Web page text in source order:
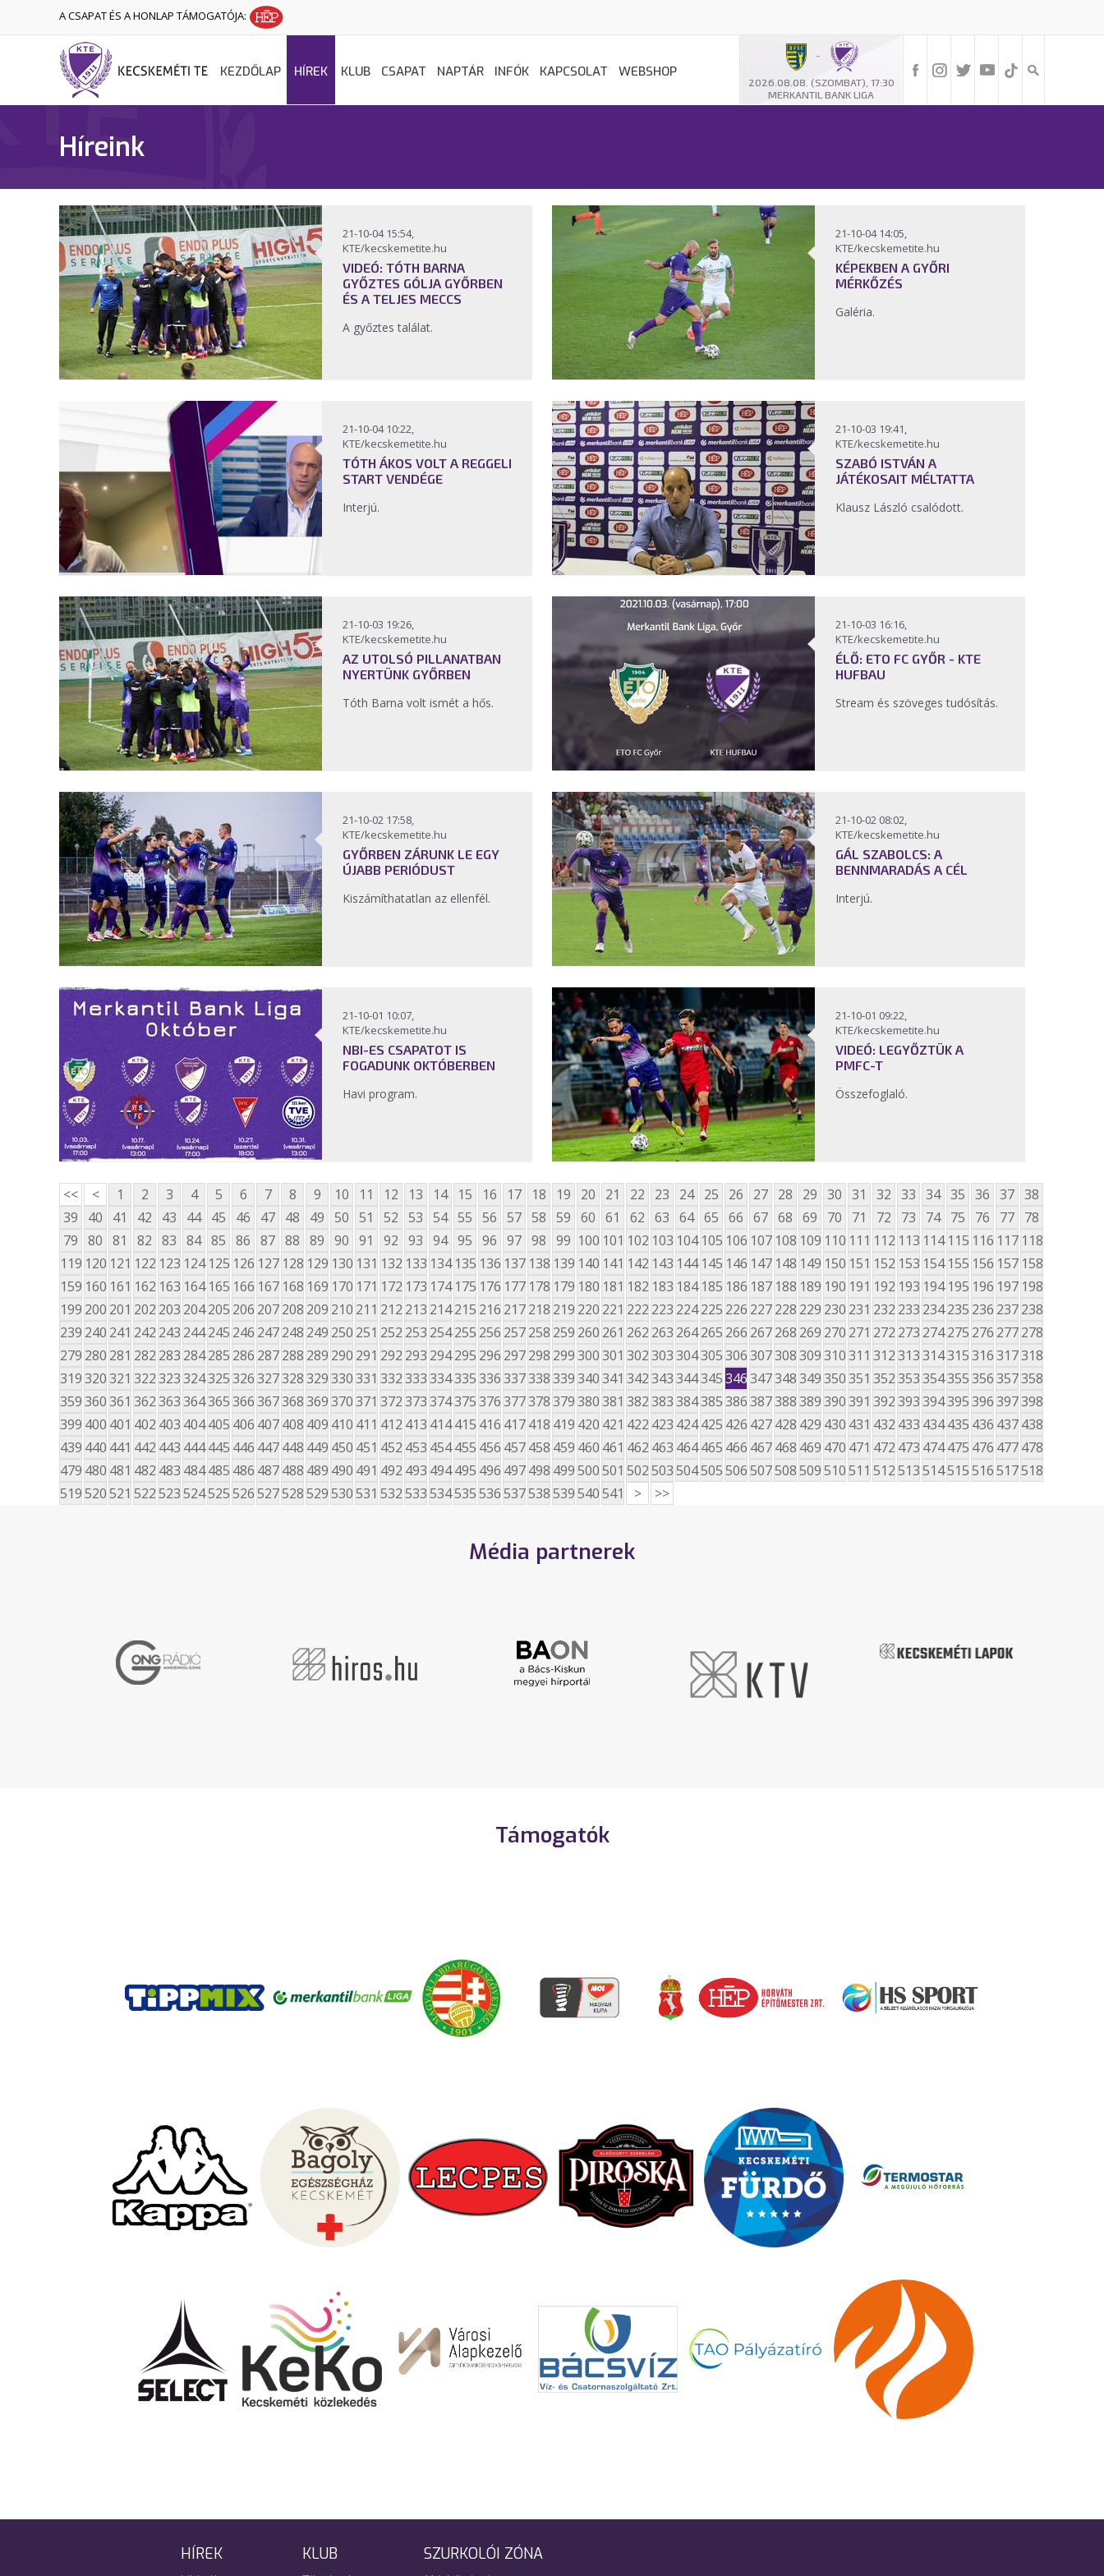
A CSAPAT ÉS A HONLAP TÁMOGATÓJA:
-
2026.08.08. (SZOMBAT), 17:30
MERKANTIL BANK LIGA
KEZDŐLAP HÍREK KLUB CSAPAT NAPTÁR INFÓK KAPCSOLAT WEBSHOP
Híreink
21-10-04 15:54,
KTE/kecskemetite.hu
VIDEÓ: TÓTH BARNA
GYŐZTES GÓLJA GYŐRBEN
ÉS A TELJES MECCS
A győztes találat.
21-10-04 14:05,
KTE/kecskemetite.hu
KÉPEKBEN A GYŐRI
MÉRKŐZÉS
Galéria.
21-10-04 10:22,
KTE/kecskemetite.hu
TÓTH ÁKOS VOLT A REGGELI
START VENDÉGE
Interjú.
21-10-03 19:41,
KTE/kecskemetite.hu
SZABÓ ISTVÁN A
JÁTÉKOSAIT MÉLTATTA
Klausz László csalódott.
21-10-03 19:26,
KTE/kecskemetite.hu
AZ UTOLSÓ PILLANATBAN
NYERTÜNK GYŐRBEN
Tóth Barna volt ismét a hős.
21-10-03 16:16,
KTE/kecskemetite.hu
ÉLŐ: ETO FC GYŐR - KTE
HUFBAU
Stream és szöveges tudósítás.
21-10-02 17:58,
KTE/kecskemetite.hu
GYŐRBEN ZÁRUNK LE EGY
ÚJABB PERIÓDUST
Kiszámíthatatlan az ellenfél.
21-10-02 08:02,
KTE/kecskemetite.hu
GÁL SZABOLCS: A
BENNMARADÁS A CÉL
Interjú.
21-10-01 10:07,
KTE/kecskemetite.hu
NBI-ES CSAPATOT IS
FOGADUNK OKTÓBERBEN
Havi program.
21-10-01 09:22,
KTE/kecskemetite.hu
VIDEÓ: LEGYŐZTÜK A
PMFC-T
Összefoglaló.
<< < 1 2 3 4 5 6 7 8 9 10 11 12 13 14 15 16 17 18 19 20 21 22 23 24 25 26 27 28 29 30 31 32 33 34 35 36 37 38
39
40 41 42 43 44 45 46 47 48 49 50 51 52 53 54 55 56 57 58 59 60 61 62 63 64 65 66 67 68 69 70 71 72 73 74 75 76 77 78
79 80 81 82 83 84 85 86 87 88 89 90 91 92 93 94 95 96 97 98 99 100 101 102 103 104 105 106 107 108 109 110 111 112 113 114 115 116 117 118
119 120 121 122 123 124 125 126 127 128 129 130 131 132 133 134 135 136 137 138 139 140 141 142 143 144 145 146 147 148 149 150 151 152 153 154 155 156 157 158
159 160 161 162 163 164 165 166 167 168 169 170 171 172 173 174 175 176 177 178 179 180 181 182 183 184 185 186 187 188 189 190 191 192 193 194 195 196 197 198
199 200 201 202 203 204205 206 207208 209 210 211 212 213 214215 216 217218 219 220 221 222 223 224225 226 227228 229 230 231 232 233 234235 236 237238
239 240 241 242 243 244245 246 247248 249 250 251 252 253 254255 256 257258 259 260 261 262 263 264265 266 267268 269 270 271 272 273 274275 276 277278
279 280 281 282 283 284285 286 287288 289 290 291 292 293 294295 296 297298 299300301 302303304305306307308309310311 312313314315316317318
319320321 322323324325326327328329330331 332333334335336337338339340341 342343344345346347348349350351 352353354355356357358
359360361 362363364365366367368369370371 372373374375376377378379380381 382383384385386387388389390391 392393394395396397398
399 400 401 402 403 404405 406 407408 409 410 411 412 413 414415 416 417418 419 420 421 422 423 424425 426 427428 429 430 431 432 433 434435 436 437438
439 440 441 442 443 444445 446 447448 449 450 451 452 453 454455 456 457458 459 460 461 462 463 464465 466 467468 469 470 471 472 473 474475 476 477478
479 480 481 482 483 484485 486 487488 489 490 491 492 493 494495 496 497498 499500501 502503504505506507508509510511 512513514515516517518
519520521 522523524525526527528529530531 532533534535536537538539540541 > >>
Média partnerek
Támogatók
HÍREK KLUB SZURKOLÓI ZÓNA